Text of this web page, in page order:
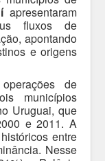
apresentaram
fluxos de
apontando
e origens
de
municípios
Uruguai, que
e 2011. A
entre
Nesse